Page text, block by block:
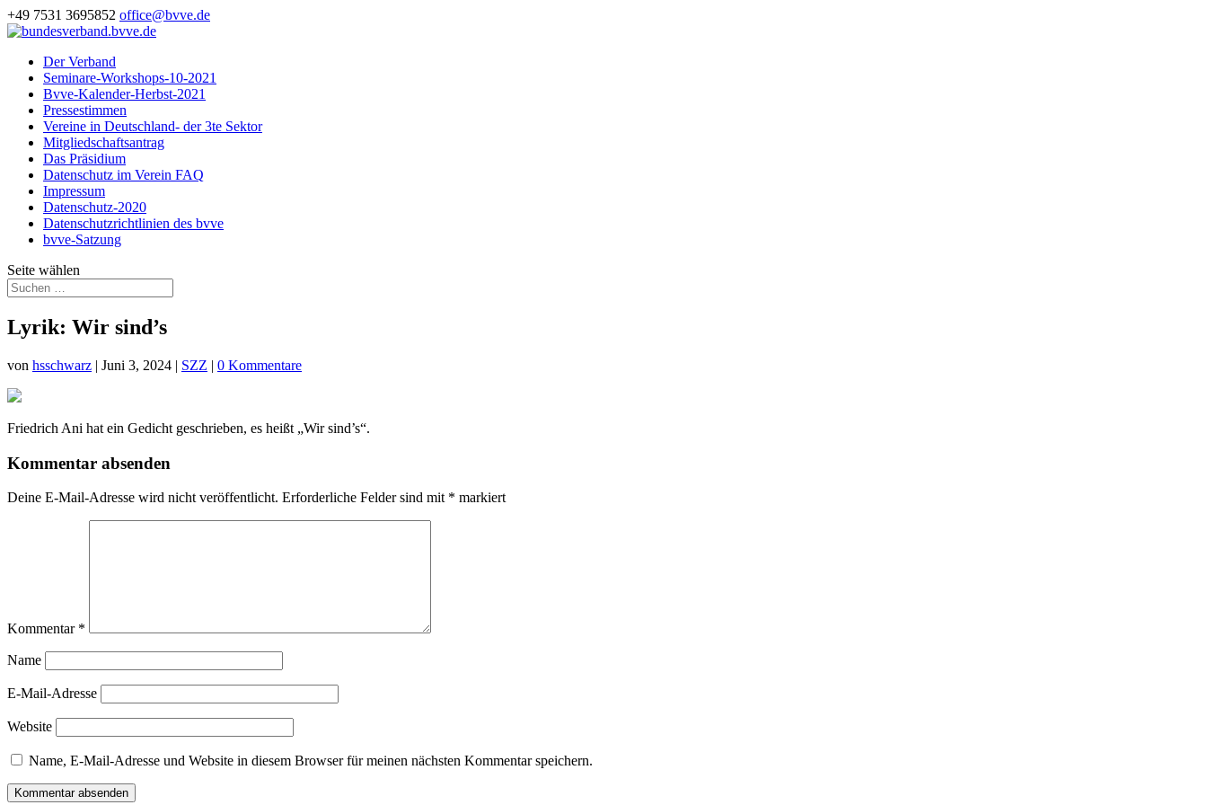
+49 7531 3695852 office@bvve.de
Der Verband
Seminare-Workshops-10-2021
Bvve-Kalender-Herbst-2021
Pressestimmen
Vereine in Deutschland- der 3te Sektor
Mitgliedschaftsantrag
Das Präsidium
Datenschutz im Verein FAQ
Impressum
Datenschutz-2020
Datenschutzrichtlinien des bvve
bvve-Satzung
Seite wählen
Lyrik: Wir sind’s
von hsschwarz | Juni 3, 2024 | SZZ | 0 Kommentare
Friedrich Ani hat ein Gedicht geschrieben, es heißt „Wir sind’s“.
Kommentar absenden
Deine E-Mail-Adresse wird nicht veröffentlicht. Erforderliche Felder sind mit * markiert
Kommentar *
Name
E-Mail-Adresse
Website
Name, E-Mail-Adresse und Website in diesem Browser für meinen nächsten Kommentar speichern.